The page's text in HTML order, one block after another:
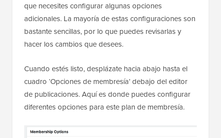
que necesites configurar algunas opciones
adicionales. La mayoría de estas configuraciones son
bastante sencillas, por lo que puedes revisarlas y
hacer los cambios que desees.
Cuando estés listo, desplázate hacia abajo hasta el
cuadro ‘Opciones de membresía’ debajo del editor
de publicaciones. Aquí es donde puedes configurar
diferentes opciones para este plan de membresía.